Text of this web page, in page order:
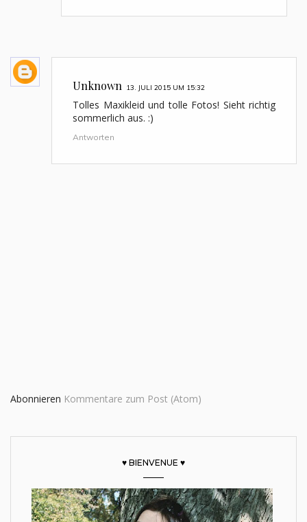
Unknown 13. JULI 2015 UM 15:32
Tolles Maxikleid und tolle Fotos! Sieht richtig
sommerlich aus. :)
Antworten
Abonnieren Kommentare zum Post (Atom)
♥ BIENVENUE ♥